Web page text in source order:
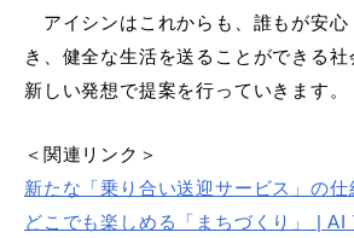
アイシンはこれからも、誰もが安心
き、健全な生活を送ることができる社
新しい発想で提案を行っていきます。
＜関連リンク＞
新たな「乗り合い送迎サービス」の仕
どこでも楽しめる「まちづくり」 |